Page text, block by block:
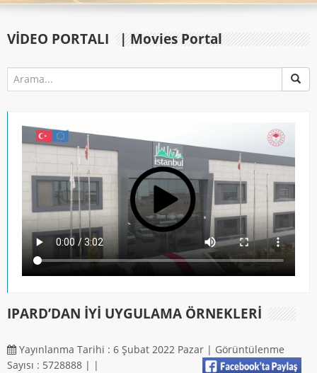
VIDEO PORTALI | Movies Portal
IPARD’DAN İYİ UYGULAMA ÖRNEKLERİ
Yayınlanma Tarihi : 6 Şubat 2022 Pazar | Görüntülenme
Sayısı : 5728888 | |